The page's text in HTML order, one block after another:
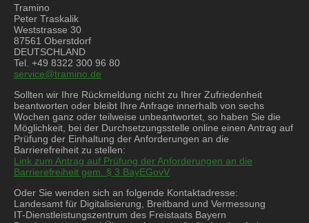
Tramino
Peter Traskalik
Weststrasse 30
87561 Oberstdorf
DEUTSCHLAND
Tel. +49 8322 300 96 80
service@tramino.de
Sollten wir Ihre Rückmeldung nicht zu Ihrer Zufriedenheit
beantworten oder bleibt Ihre Anfrage innerhalb von sechs
Wochen ganz oder teilweise unbeantwortet, so haben Sie die
Möglichkeit, bei der Durchsetzungsstelle online einen Antrag auf
Prüfung der Einhaltung der Anforderungen an die
Barrierefreiheit zu stellen:
Link zum Antrag auf Prüfung der Anforderungen an die
Barrierefreiheit gem. § 3 BayEGovV
Oder Sie wenden sich an folgende Kontaktadresse:
Landesamt für Digitalisierung, Breitband und Vermessung
IT-Dienstleistungszentrum des Freistaats Bayern